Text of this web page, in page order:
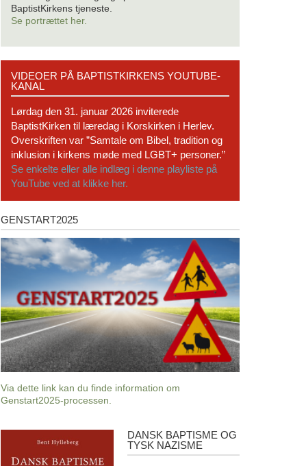
BaptistKirkens tjeneste.
Se portrættet her.
BaptistKirkens
YouTube-
kanal
VIDEOER PÅ BAPTISTKIRKENS YOUTUBE-
KANAL
Lørdag den 31. januar 2026 inviterede
BaptistKirken til læredag i Korskirken i Herlev.
Overskriften var ”Samtale om Bibel, tradition og
inklusion i kirkens møde med LGBT+ personer.”
Se enkelte eller alle indlæg i denne playliste på
YouTube ved at klikke her.
Genstart2025
GENSTART2025
Via dette link kan du finde information om
Genstart2025-processen.
DANSK BAPTISME OG
TYSK NAZISME